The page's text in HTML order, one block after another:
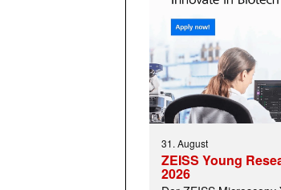
31. August
ZEISS Young
2026